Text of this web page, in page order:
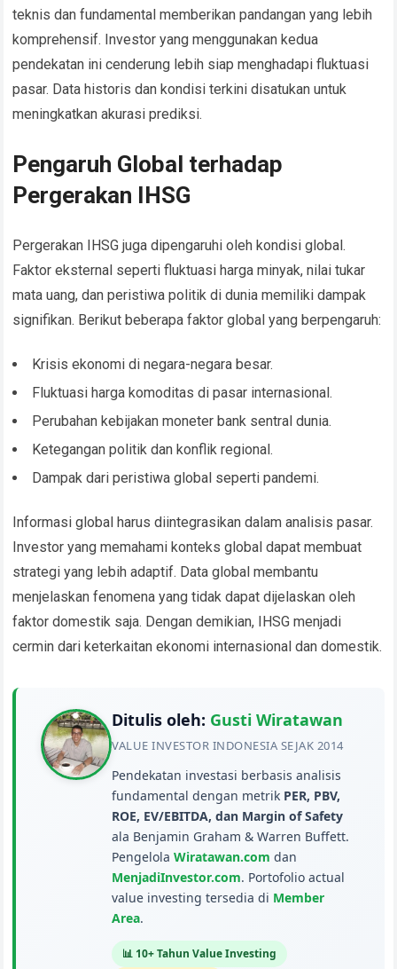
teknis dan fundamental memberikan pandangan yang lebih
komprehensif. Investor yang menggunakan kedua
pendekatan ini cenderung lebih siap menghadapi fluktuasi
pasar. Data historis dan kondisi terkini disatukan untuk
meningkatkan akurasi prediksi.
Pengaruh Global terhadap
Pergerakan IHSG
Pergerakan IHSG juga dipengaruhi oleh kondisi global.
Faktor eksternal seperti fluktuasi harga minyak, nilai tukar
mata uang, dan peristiwa politik di dunia memiliki dampak
signifikan. Berikut beberapa faktor global yang berpengaruh:
Krisis ekonomi di negara-negara besar.
Fluktuasi harga komoditas di pasar internasional.
Perubahan kebijakan moneter bank sentral dunia.
Ketegangan politik dan konflik regional.
Dampak dari peristiwa global seperti pandemi.
Informasi global harus diintegrasikan dalam analisis pasar.
Investor yang memahami konteks global dapat membuat
strategi yang lebih adaptif. Data global membantu
menjelaskan fenomena yang tidak dapat dijelaskan oleh
faktor domestik saja. Dengan demikian, IHSG menjadi
cermin dari keterkaitan ekonomi internasional dan domestik.
Ditulis oleh: Gusti Wiratawan
VALUE INVESTOR INDONESIA SEJAK 2014
Pendekatan investasi berbasis analisis
fundamental dengan metrik PER, PBV,
ROE, EV/EBITDA, dan Margin of Safety
ala Benjamin Graham & Warren Buffett.
PengelolaWiratawan.com dan
MenjadiInvestor.com. Portofolio actual
value investing tersedia di Member
Area.
📊 10+ Tahun Value Investing